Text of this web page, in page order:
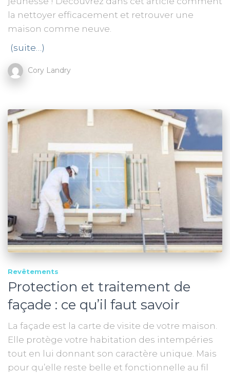
la nettoyer efficacement et retrouver une
maison comme neuve.
(suite…)
Cory Landry
Revêtements
Protection et traitement de
façade : ce qu’il faut savoir
La façade est la carte de visite de votre maison.
Elle protège votre habitation des intempéries
tout en lui donnant son caractère unique. Mais
pour qu’elle reste belle et fonctionnelle au fil